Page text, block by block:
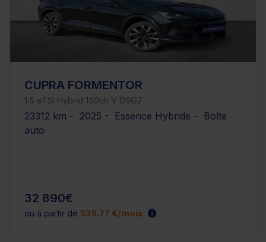
CUPRA FORMENTOR
1.5 eTSI Hybrid 150ch V DSG7
23312 km - 2025 - Essence Hybride - Boîte
auto
32 890€
ou à partir de 539.77 €/mois